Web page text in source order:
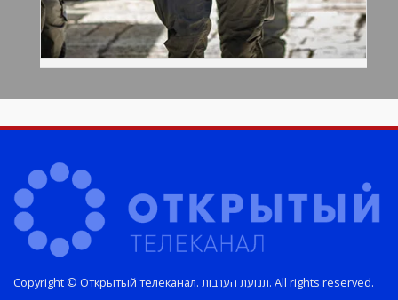
Copyright © Открытый телеканал. תנועת הערבות. All rights reserved.